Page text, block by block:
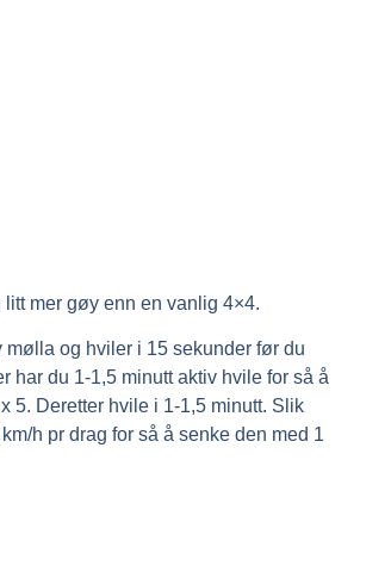
mer gøy enn en vanlig 4×4.
og hviler i 15 sekunder før du
har du 1-1,5 minutt aktiv hvile for så å
5. Deretter hvile i 1-1,5 minutt. Slik
h pr drag for så å senke den med 1